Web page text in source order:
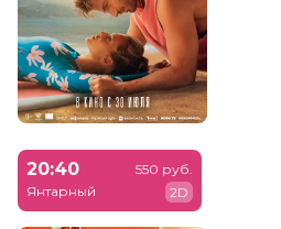
20:40
Янтарный
550 руб.
2D